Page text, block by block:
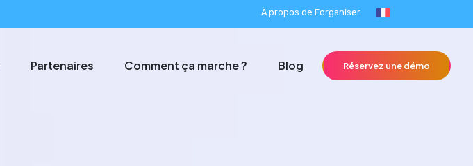
À propos de Forganiser
Partenaires Comment ça marche ? Blog Réservez une démo